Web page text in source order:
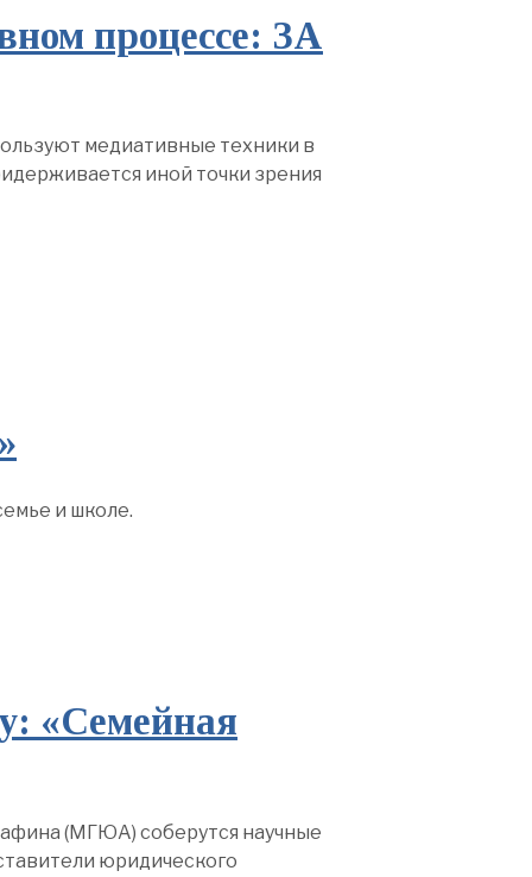
процессе: ЗА
медиативные техники в
иной точки зрения
и школе.
«Семейная
(МГЮА) соберутся научные
юридического